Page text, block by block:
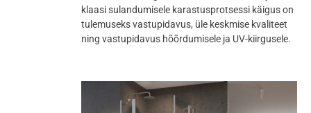
klaasi sulandumisele karastusprotsessi käigus on
tulemuseks vastupidavus, üle keskmise kvaliteet
ning vastupidavus hõõrdumisele ja UV-kiirgusele.